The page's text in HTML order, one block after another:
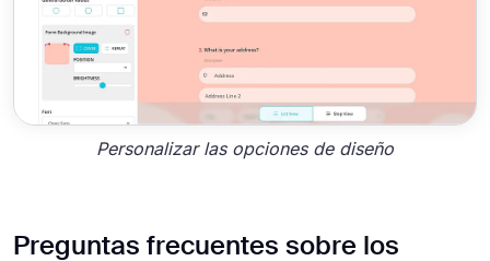
Personalizar las opciones de diseño
Preguntas frecuentes sobre los